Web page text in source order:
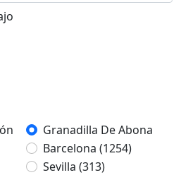
Granadilla De Abona
Barcelona (1254)
Sevilla (313)